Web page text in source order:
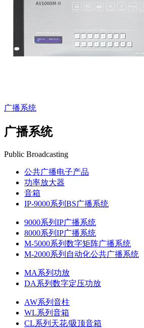
广播系统
广播系统
Public Broadcasting
公共广播电子产品
功率放大器
音箱
IP-9000系列BS广播系统
9000系列IP广播系统
8000系列IP广播系统
M-5000系列数字矩阵广播系统
M-2000系列自动化公共广播系统
MA系列功放
DA系列数字定压功放
AW系列音柱
WL系列音箱
CL系列天花/吸顶音箱